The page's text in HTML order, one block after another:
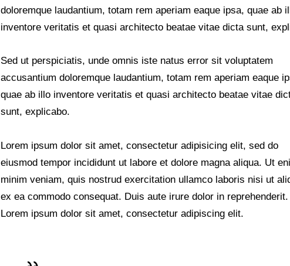
doloremque laudantium, totam rem aperiam eaque ipsa, quae ab
inventore veritatis et quasi architecto beatae vitae dicta sunt,
Sed ut perspiciatis, unde omnis iste natus error sit voluptatem
accusantium doloremque laudantium, totam rem aperiam eaque
quae ab illo inventore veritatis et quasi architecto beatae vitae
sunt, explicabo.
Lorem ipsum dolor sit amet, consectetur adipisicing elit, sed do
eiusmod tempor incididunt ut labore et dolore magna aliqua. Ut
minim veniam, quis nostrud exercitation ullamco laboris nisi ut
ex ea commodo consequat. Duis aute irure dolor in reprehenderit.
Lorem ipsum dolor sit amet, consectetur adipiscing elit.